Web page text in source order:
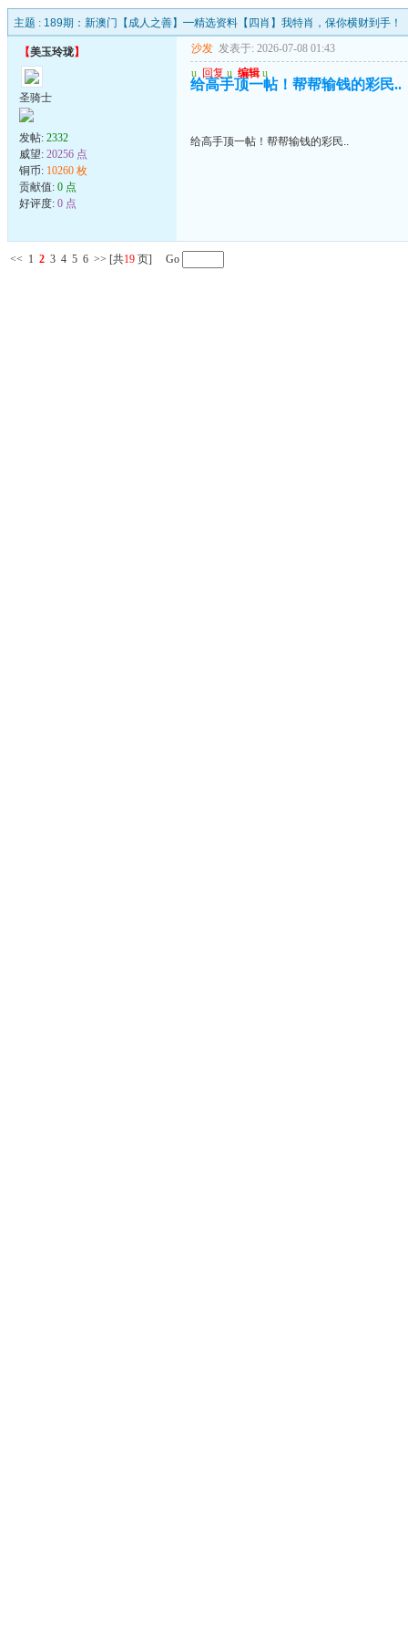
主题 : 189期：新澳门【成人之善】━精选资料【四肖】我特肖，保你横财到手！
【美玉玲珑】
圣骑士
发帖: 2332
威望: 20256 点
铜币: 10260 枚
贡献值: 0 点
好评度: 0 点
沙发 发表于: 2026-07-08 01:43
u 回复 u 编辑 u
给高手顶一帖！帮帮输钱的彩民..
给高手顶一帖！帮帮输钱的彩民..
<< 1 2 3 4 5 6 >> [共19 页] Go